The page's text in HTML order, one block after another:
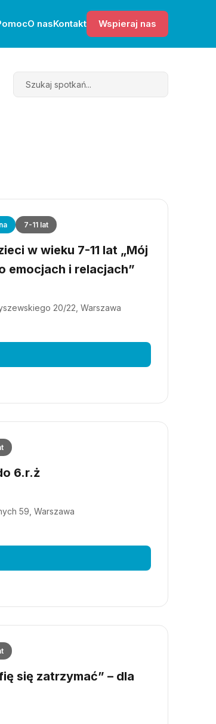
O nasKontakt Wspieraj nas
Search
7-11 lat
w wieku 7-11 lat „Mój
emocjach i relacjach”
20/22, Warszawa
6.r.ż
59, Warszawa
się zatrzymać” – dla